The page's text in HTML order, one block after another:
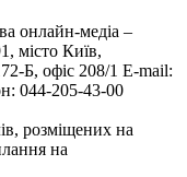
онлайн-медіа –
місто Київ,
Б, офіс 208/1 E-mail:
044-205-43-00
розміщених на
на